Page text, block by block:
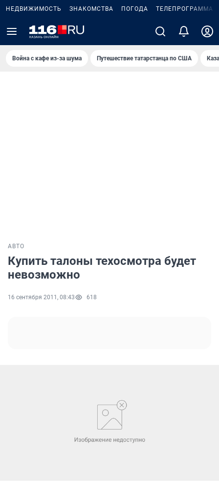
НЕДВИЖИМОСТЬ ЗНАКОМСТВА ПОГОДА ТЕЛЕПРОГРАММА
Война с кафе из-за шума Путешествие татарстанца по США
АВТО
Купить талоны техосмотра будет
невозможно
16 сентября 2011, 08:43 618